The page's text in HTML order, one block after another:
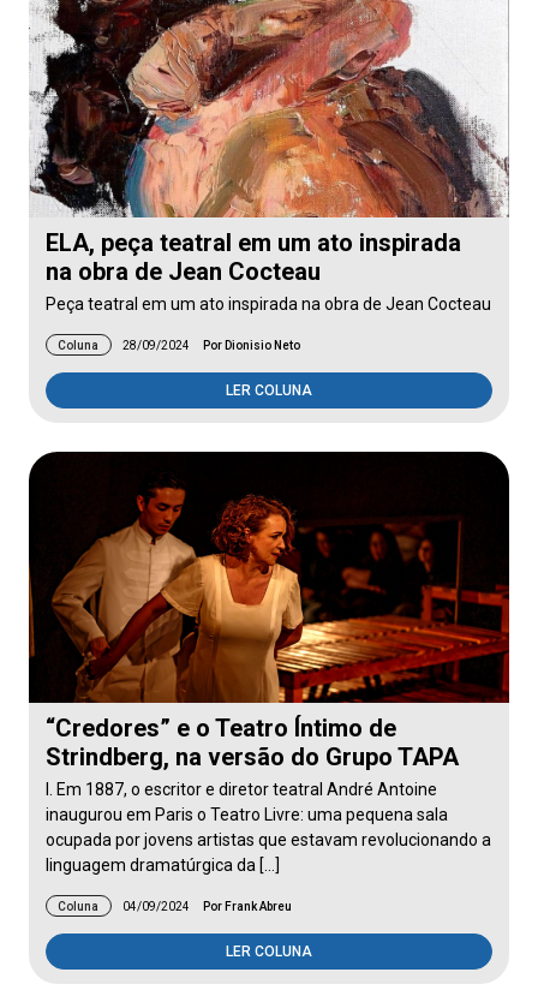
ELA, peça teatral em um ato inspirada
na obra de Jean Cocteau
Peça teatral em um ato inspirada na obra de Jean Cocteau
Coluna 28/09/2024 Por Dionisio Neto
LER COLUNA
“Credores” e o Teatro Íntimo de
Strindberg, na versão do Grupo TAPA
I. Em 1887, o escritor e diretor teatral André Antoine
inaugurou em Paris o Teatro Livre: uma pequena sala
ocupada por jovens artistas que estavam revolucionando a
linguagem dramatúrgica da […]
Coluna 04/09/2024 Por Frank Abreu
LER COLUNA